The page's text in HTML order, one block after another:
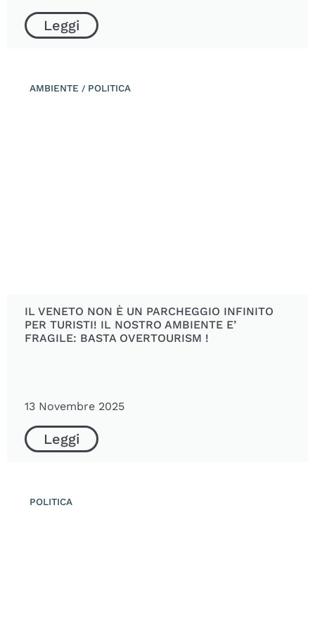
Leggi
IL VENETO NON È UN PARCHEGGIO INFINITO
PER TURISTI! IL NOSTRO AMBIENTE E’
FRAGILE: BASTA OVERTOURISM !
13 Novembre 2025
Leggi
AMBIENTE / POLITICA
POLITICA